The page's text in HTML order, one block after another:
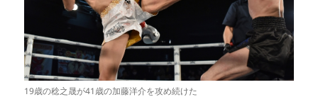
19歳の稔之晟が41歳の加藤洋介を攻め続けた